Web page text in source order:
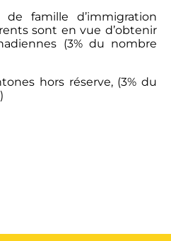
famille d’immigration
sont en vue d’obtenir
(3% du nombre
hors réserve, (3% du